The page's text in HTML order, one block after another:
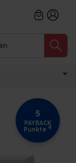
5
PAYBACK
Punkte 4